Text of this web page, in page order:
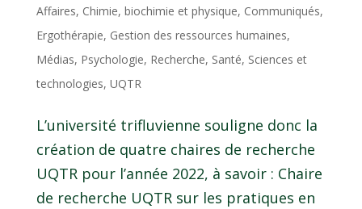
Affaires, Chimie, biochimie et physique, Communiqués,
Ergothérapie, Gestion des ressources humaines,
Médias, Psychologie, Recherche, Santé, Sciences et
technologies, UQTR
L’université trifluvienne souligne donc la
création de quatre chaires de recherche
UQTR pour l’année 2022, à savoir : Chaire
de recherche UQTR sur les pratiques en